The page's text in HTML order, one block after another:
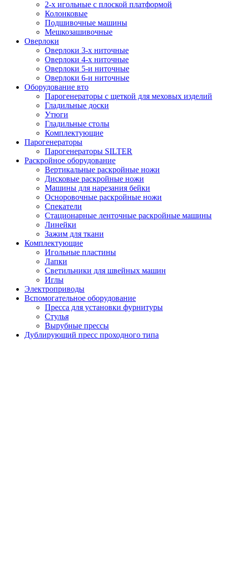
2-х игольные с плоской платформой
Колонковые
Подшивочные машины
Мешкозашивочные
Оверлоки
Оверлоки 3-х ниточные
Оверлоки 4-х ниточные
Оверлоки 5-и ниточные
Оверлоки 6-и ниточные
Оборудование вто
Парогенераторы с щеткой для меховых изделий
Гладильные доски
Утюги
Гладильные столы
Комплектующие
Парогенераторы
Парогенераторы SILTER
Раскройное оборудование
Вертикальные раскройные ножи
Дисковые раскройные ножи
Машины для нарезания бейки
Осноровочные раскройные ножи
Спекатели
Стационарные ленточные раскройные машины
Линейки
Зажим для ткани
Комплектующие
Игольные пластины
Лапки
Светильники для швейных машин
Иглы
Электроприводы
Вспомогательное оборудование
Пресса для установки фурнитуры
Стулья
Вырубные прессы
Дублирующий пресс проходного типа